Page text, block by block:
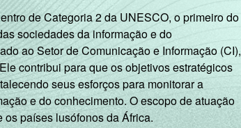
de Categoria 2 da UNESCO, o primeiro do
sociedades da informação e do
ao Setor de Comunicação e Informação (CI),
contribui para que os objetivos estratégicos
seus esforços para monitorar a
e do conhecimento. O escopo de atuação
países lusófonos da África.